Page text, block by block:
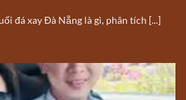
đá xay Đà Nẵng là gì, phân tích [...]